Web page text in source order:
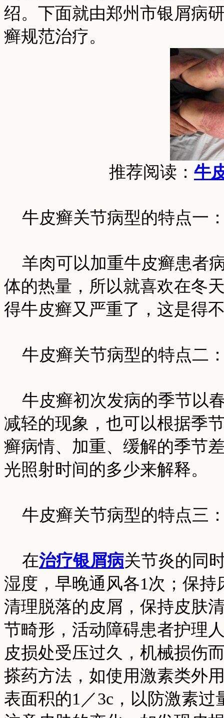
绍。下面就由郑州市银屑病
癣规范治疗。
推荐阅读： 牛
牛皮癣关节病型的特点一
羊肉可以加重牛皮癣患者
体的热量，所以就喜欢在冬
得牛皮癣又严重了，这是得
牛皮癣关节病型的特点二
牛皮癣初次发病的季节以
减轻的现象，也可以根据季
癣病情、加重、缓解的季节
光照射时间的多少来解释。
牛皮癣关节病型的特点三
在治疗银屑病关节炎的同
湿度，早晚通风各1次；保
清理脱落的皮屑，保持皮肤
节畸形，活动障碍患者护理
皮损处受压过久，机械损伤
搽药方法，如使用激素类外
表面积的1／3c，以防激素